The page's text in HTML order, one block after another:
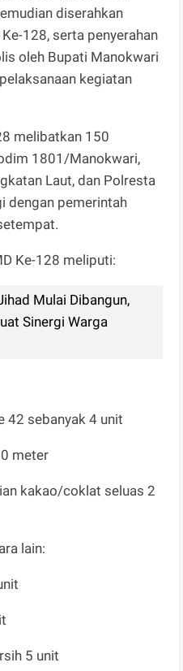
diserahkan
128, serta penyerahan
oleh Bupati Manokwari
kegiatan
melibatkan 150
1801/Manokwari,
Laut, dan Polresta
dengan pemerintah
Ke-128 meliputi:
Mulai Dibangun,
Sinergi Warga
42 sebanyak 4 unit
meter
kakao/coklat seluas 2
lain:
5 unit